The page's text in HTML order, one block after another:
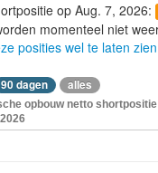
op Aug. 7, 2026:
momenteel niet
posities wel te laten zien
90 dagen alles
opbouw netto shortpositie